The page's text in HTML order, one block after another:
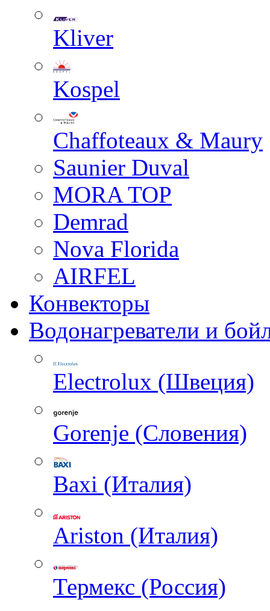
Kliver
Kospel
Chaffoteaux & Maury
Saunier Duval
MORA TOP
Demrad
Nova Florida
AIRFEL
Конвекторы
Водонагреватели и
Electrolux (Швеция)
Gorenje (Словения)
Baxi (Италия)
Ariston (Италия)
Термекс (Россия)